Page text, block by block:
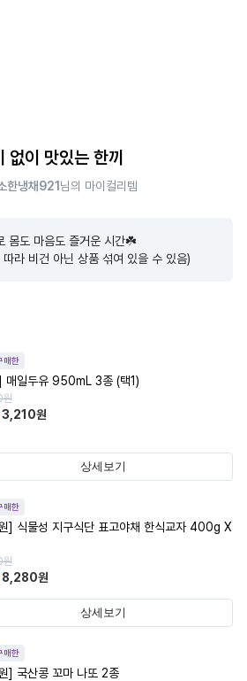
없이 맛있는 한끼
한냉채921 님의 마이컬리템
몸도 마음도 즐거운 시간☘️
라 비건 아닌 상품 섞여 있을 수 있음)
매한
매일두유 950mL 3종 (택1)
원
3,210원
상세보기
매한
] 식물성 지구식단 표고야채 한식교자 400g X
원
8,280원
상세보기
매한
] 국산콩 꼬마 나또 2종